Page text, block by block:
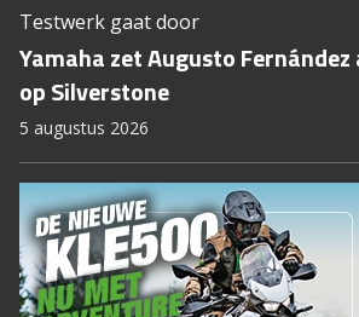
Testwerk gaat door
Yamaha zet Augusto
op Silverstone
5 augustus 2026